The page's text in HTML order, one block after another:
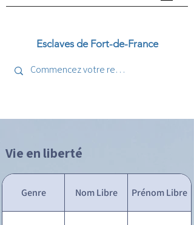
Esclaves de Fort-de-France
Vie en liberté
Genre Nom Libre Prénom Libre